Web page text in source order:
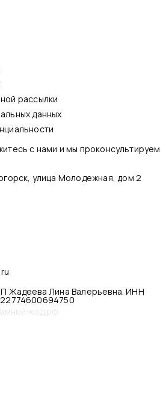
рассылки
данных
с нами и мы проконсультируем
улица Молодежная, дом 2
Жадеева Лина Валерьевна. ИНН
код.рф